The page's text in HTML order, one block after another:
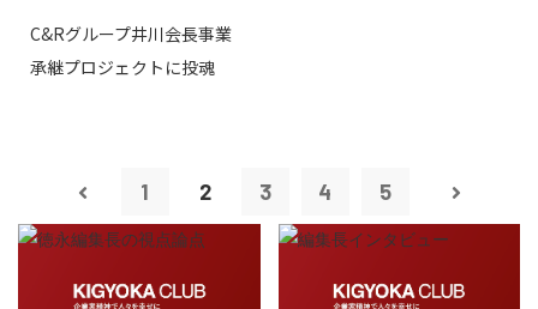
C&Rグループ井川会長事業
承継プロジェクトに投魂
1 2 3 4 5